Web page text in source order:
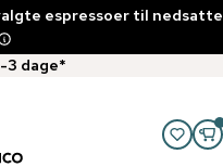
espressoer til nedsatte
3 dage*